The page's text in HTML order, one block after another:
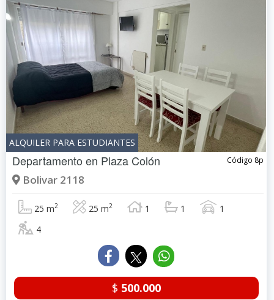
ALQUILER PARA ESTUDIANTES
Departamento en Plaza Colón Código 8p
Bolivar 2118
25 m2 25 m2 1 1
1
4
$ 500.000